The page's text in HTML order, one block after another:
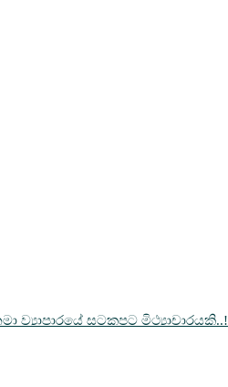
ව්‍යාපාරයේ සටකපට මිථ්‍යාචාරයකි..!